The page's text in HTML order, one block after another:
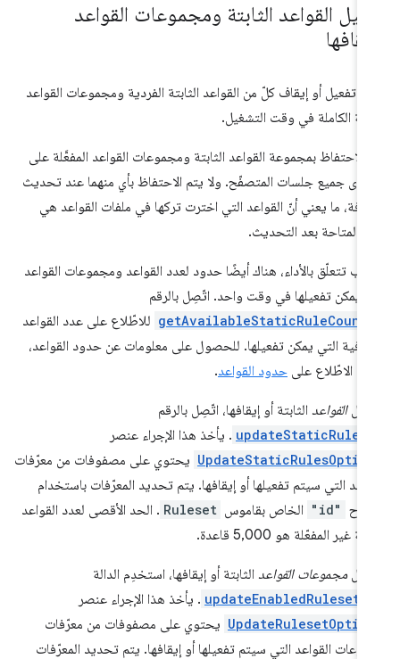
القواعد الثابتة ومجموعات القواعد
تفعيل أو إيقاف كلّ من القواعد الثابتة الفردية ومجموعات القواعد
الكاملة في وقت التشغيل.
الاحتفاظ بمجموعة القواعد الثابتة ومجموعات القواعد المفعَّلة على
جميع جلسات المتصفّح. ولا يتم الاحتفاظ بأي منهما عند تحديث
ما يعني أنّ القواعد التي اخترت تركها في ملفات القواعد هي
المتاحة بعد التحديث.
تتعلّق بالأداء، هناك أيضًا حدود لعدد القواعد ومجموعات القواعد
يمكن تفعيلها في وقت واحد. اتّصِل بالرقم
للاطّلاع على عدد القواعد
التي يمكن تفعيلها. للحصول على معلومات عن حدود القواعد،
الاطّلاع على حدود القواعد.
القواعدالثابتة أو إيقافها، اتّصِل بالرقم
. يأخذ هذا الإجراء عنصر
يحتوي على مصفوفات من معرّفات
التي سيتم تفعيلها أو إيقافها. يتم تحديد المعرّفات باستخدام
"id" الخاص بقاموس Ruleset . الحد الأقصى لعدد القواعد
غير المفعّلة هو 5,000 قاعدة.
مجموعات القواعدالثابتة أو إيقافها، استخدِم الدالة
. يأخذ هذا الإجراء عنصر
يحتوي على مصفوفات من معرّفات
القواعد التي سيتم تفعيلها أو إيقافها. يتم تحديد المعرّفات